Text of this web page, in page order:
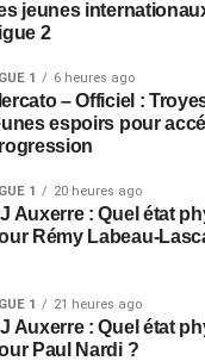
jeunes
2
1 6 heures ago
– Officiel :
espoirs pour
1 20 heures ago
Auxerre : Quel état
Rémy Labeau-
1 21 heures ago
Auxerre : Quel état
Paul Nardi ?